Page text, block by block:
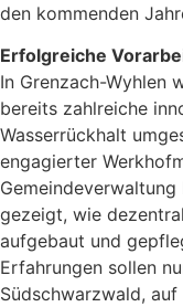
den kommenden
Erfolgreiche
In Grenzach-Wyhlen
bereits zahlreiche
Wasserrückhalt
engagierter
gezeigt, wie
aufgebaut und
Erfahrungen sollen
Südschwarzwald,